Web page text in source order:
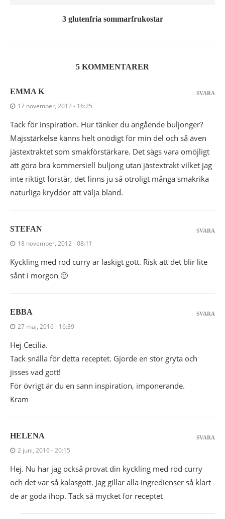
3 glutenfria sommarfrukostar
5 KOMMENTARER
EMMA K
17 november, 2012 - 16:25
Tack för inspiration. Hur tänker du angående buljonger?
Majsstärkelse känns helt onödigt för min del och så även
jästextraktet som smakförstärkare. Det sägs vara omöjligt
att göra bra kommersiell buljong utan jästextrakt vilket jag
inte riktigt förstår, det finns ju så otroligt många smakrika
naturliga kryddor att välja bland.
SVARA
STEFAN
18 november, 2012 - 08:11
Kyckling med röd curry är läskigt gott. Risk att det blir lite
sånt i morgon 🙂
SVARA
EBBA
27 maj, 2016 - 16:39
Hej Cecilia.
Tack snälla för detta receptet. Gjorde en stor gryta och
jisses vad gott!
För övrigt är du en sann inspiration, imponerande.
Kram
SVARA
HELENA
2 juni, 2016 - 20:15
Hej. Nu har jag också provat din kyckling med röd curry
och det var så kalasgott. Jag gillar alla ingredienser så klart
de är goda ihop. Tack så mycket för receptet
SVARA